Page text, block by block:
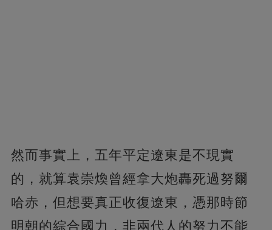
然而事實上，五年平定遼東是不現實
的，就算袁崇煥曾經拿大炮轟死過努爾
哈赤，但想要真正收復遼東，憑那時節
明朝的綜合國力，非兩代人的努力不能